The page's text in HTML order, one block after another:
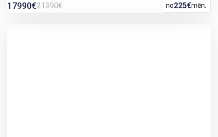
17990€21390€ no225€mēn.